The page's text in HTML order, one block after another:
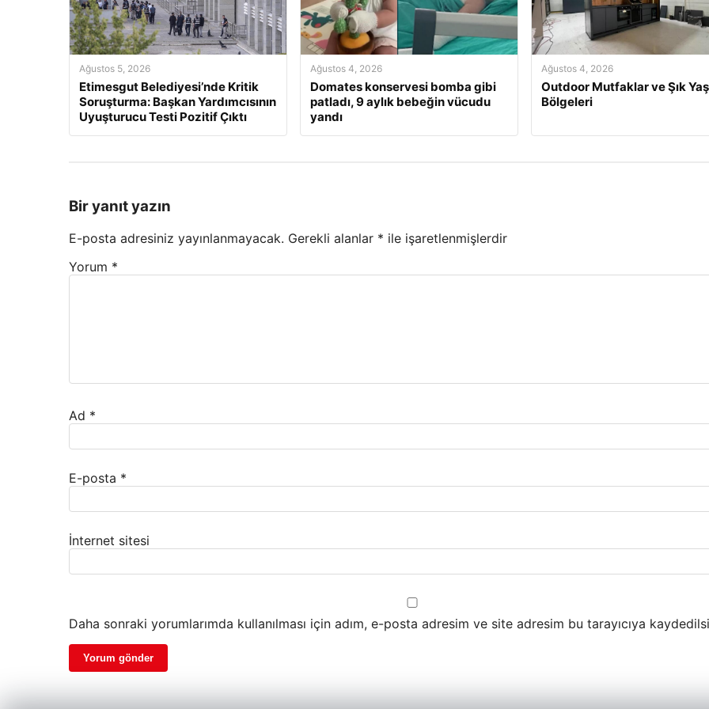
Ağustos 5, 2026
Etimesgut Belediyesi’nde Kritik
Soruşturma: Başkan Yardımcısının
Uyuşturucu Testi Pozitif Çıktı
Ağustos 4, 2026
Domates konservesi bomba gibi
patladı, 9 aylık bebeğin vücudu
yandı
Ağustos 4, 2026
Outdoor Mutfaklar ve Şık
Bölgeleri
Bir yanıt yazın
E-posta adresiniz yayınlanmayacak. Gerekli alanlar * ile işaretlenmişlerdir
Yorum *
Ad *
E-posta *
İnternet sitesi
Daha sonraki yorumlarımda kullanılması için adım, e-posta adresim ve site adresim bu tarayıcıya